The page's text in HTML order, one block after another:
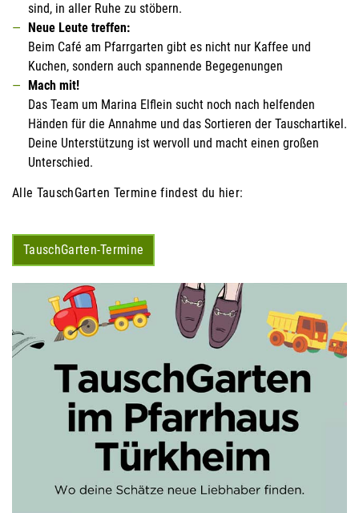
sind, in aller Ruhe zu stöbern.
Neue Leute treffen:
Beim Café am Pfarrgarten gibt es nicht nur Kaffee und
Kuchen, sondern auch spannende Begegenungen
Mach mit!
Das Team um Marina Elflein sucht noch nach helfenden
Händen für die Annahme und das Sortieren der Tauschartikel.
Deine Unterstützung ist wervoll und macht einen großen
Unterschied.
Alle TauschGarten Termine findest du hier:
TauschGarten-Termine